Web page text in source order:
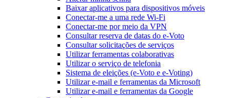
Baixar aplicativos para dispositivos móveis
Conectar-me a uma rede Wi-Fi
Conectar-me por meio da VPN
Consultar reserva de datas do e-Voto
Consultar solicitações de serviços
Utilizar ferramentas colaborativas
Utilizar o serviço de telefonia
Sistema de eleições (e-Voto e e-Voting)
Utilizar e-mail e ferramentas da Microsoft
Utilizar e-mail e ferramentas da Google